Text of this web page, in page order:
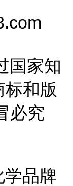
国家知
和版
必究
品牌